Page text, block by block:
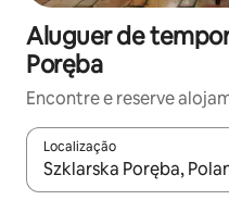
Aluguer de
Poręba
Encontre e reserve
Localização
Quando os resultados